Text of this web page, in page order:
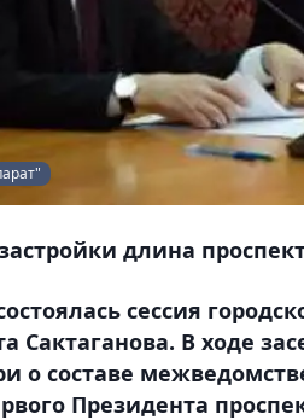
длина
сессия
Сактаганова. В ходе
о составе
Президента